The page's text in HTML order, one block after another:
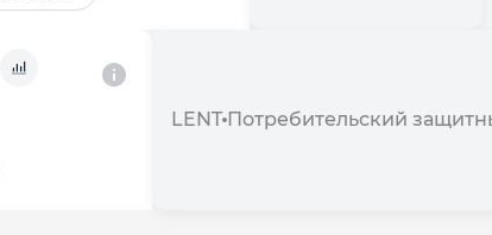
LENT Потребительский